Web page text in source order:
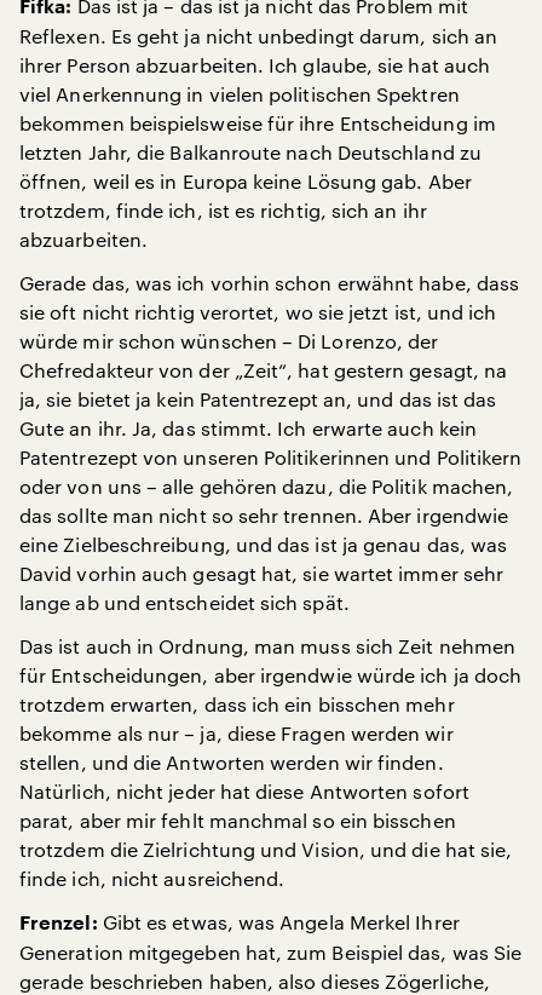
Fifka: Das ist ja – das ist ja nicht das Problem mit
Reflexen. Es geht ja nicht unbedingt darum, sich an
ihrer Person abzuarbeiten. Ich glaube, sie hat auch
viel Anerkennung in vielen politischen Spektren
bekommen beispielsweise für ihre Entscheidung im
letzten Jahr, die Balkanroute nach Deutschland zu
öffnen, weil es in Europa keine Lösung gab. Aber
trotzdem, finde ich, ist es richtig, sich an ihr
abzuarbeiten.
Gerade das, was ich vorhin schon erwähnt habe, dass
sie oft nicht richtig verortet, wo sie jetzt ist, und ich
würde mir schon wünschen – Di Lorenzo, der
Chefredakteur von der „Zeit“, hat gestern gesagt, na
ja, sie bietet ja kein Patentrezept an, und das ist das
Gute an ihr. Ja, das stimmt. Ich erwarte auch kein
Patentrezept von unseren Politikerinnen und Politikern
oder von uns – alle gehören dazu, die Politik machen,
das sollte man nicht so sehr trennen. Aber irgendwie
eine Zielbeschreibung, und das ist ja genau das, was
David vorhin auch gesagt hat, sie wartet immer sehr
lange ab und entscheidet sich spät.
Das ist auch in Ordnung, man muss sich Zeit nehmen
für Entscheidungen, aber irgendwie würde ich ja doch
trotzdem erwarten, dass ich ein bisschen mehr
bekomme als nur – ja, diese Fragen werden wir
stellen, und die Antworten werden wir finden.
Natürlich, nicht jeder hat diese Antworten sofort
parat, aber mir fehlt manchmal so ein bisschen
trotzdem die Zielrichtung und Vision, und die hat sie,
finde ich, nicht ausreichend.
Frenzel: Gibt es etwas, was Angela Merkel Ihrer
Generation mitgegeben hat, zum Beispiel das, was Sie
gerade beschrieben haben, also dieses Zögerliche,